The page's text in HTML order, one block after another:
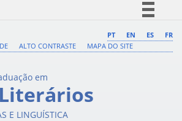
Comunica BR
Acesso à informação
Legislação
PT EN ES
FR
ALTO CONTRASTE MAPA DO SITE
em
E LINGUÍSTICA